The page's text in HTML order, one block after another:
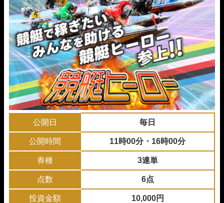
06月05日尼崎05R
1-6-3 10,000円 31,950円
320%
06月04日津03R
1-3-4 10,000円 20,400円
204%
06月03日常滑04R
1-2-4 10,000円 11,000円
06月02日津05R
1-3-2 10,000円 20,750円
208%
06月01日多摩川10R
1-2-4 10,000円 15,450円
155%
05月31日唐津09R
1-3-4 10,000円 22,050円
221%
05月30日下関04R
2-1-5 10,000円 19,750円
198%
05月29日びわこ03R
1-2-4 10,000円 14,400円
144%
05月27日芦屋08R
1-3-6 10,000円 18,500円
185%
05月26日住之江05R
1-2-3 10,000円 19,500円
195%
05月22日びわこ12R
13,700円
05月20日若松04R
10,000円 13,400円
134%
05月19日津05R
1-2-3 10,000円 13,200円
132%
05月16日浜名湖01R
19,500円
05月14日常滑12R
29,700円
05月13日下関04R
47,400円
公開日 毎日
公開時間 11時00分・16時00分
券種 3連単
点数 6点
投資金額 10,000円